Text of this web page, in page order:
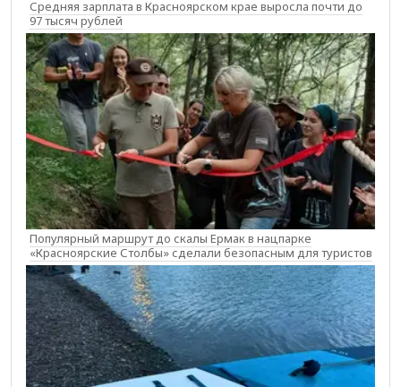
Средняя зарплата в Красноярском крае выросла почти до
97 тысяч рублей
Популярный маршрут до скалы Ермак в нацпарке
«Красноярские Столбы» сделали безопасным для туристов